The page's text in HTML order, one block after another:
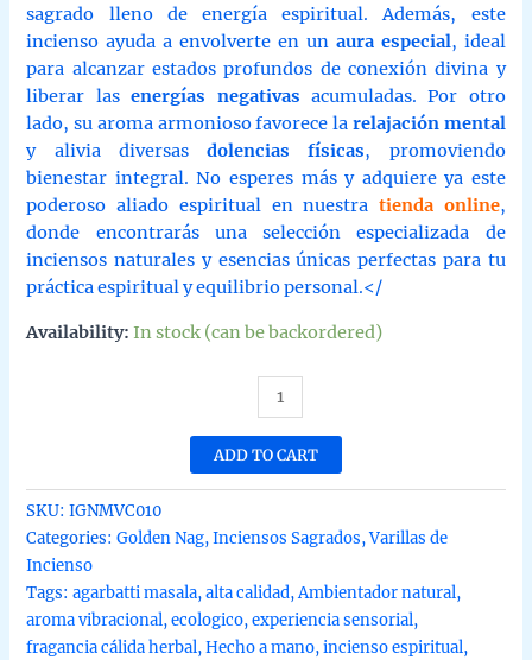
sagrado lleno de energía espiritual. Además, este
incienso ayuda a envolverte en un aura especial, ideal
para alcanzar estados profundos de conexión divina y
liberar lasenergías negativas acumuladas. Por otro
lado, su aroma armonioso favorece la relajación mental
y alivia diversasdolencias físicas, promoviendo
bienestar integral. No esperes más y adquiere ya este
poderoso aliado espiritual en nuestra tienda online,
donde encontrarás una selección especializada de
inciensos naturales y esencias únicas perfectas para tu
práctica espiritual y equilibrio personal.</
Availability: In stock (can be backordered)
Incienso
Golden
Nag
Mantra
de
Masala
de
ADD TO CART
SKU:IGNMVC010
Categories:Golden Nag,Inciensos Sagrados,Varillas de
Incienso
Tags:agarbatti masala,alta calidad,Ambientador natural,
aroma vibracional,ecologico,experiencia sensorial,
fragancia cálida herbal,Hecho a mano,incienso espiritual,